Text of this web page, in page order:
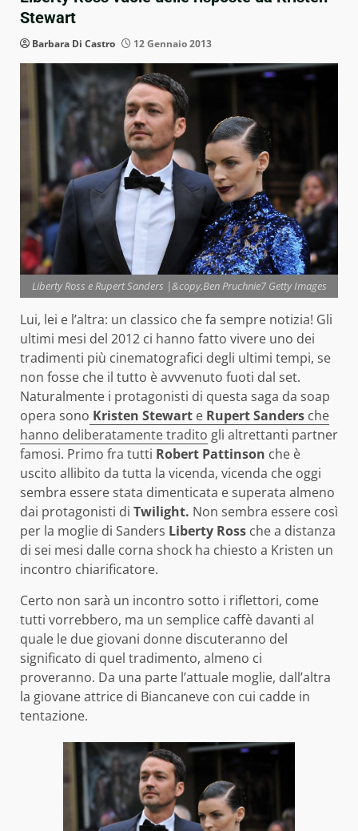
Stewart
Barbara Di Castro 12 Gennaio 2013
Liberty Ross e Rupert Sanders |&copy,Ben Pruchnie7 Getty Images
Lui, lei e l’altra: un classico che fa sempre notizia! Gli
ultimi mesi del 2012 ci hanno fatto vivere uno dei
tradimenti più cinematografici degli ultimi tempi, se
non fosse che il tutto è avvvenuto fuoti dal set.
Naturalmente i protagonisti di questa saga da soap
opera sono Kristen Stewart e Rupert Sanders che
hanno deliberatamente tradito gli altrettanti partner
famosi. Primo fra tutti Robert Pattinson che è
uscito allibito da tutta la vicenda, vicenda che oggi
sembra essere stata dimenticata e superata almeno
dai protagonisti di Twilight. Non sembra essere così
per la moglie di Sanders Liberty Ross che a distanza
di sei mesi dalle corna shock ha chiesto a Kristen un
incontro chiarificatore.
Certo non sarà un incontro sotto i riflettori, come
tutti vorrebbero, ma un semplice caffè davanti al
quale le due giovani donne discuteranno del
significato di quel tradimento, almeno ci
proveranno. Da una parte l’attuale moglie, dall’altra
la giovane attrice di Biancaneve con cui cadde in
tentazione.